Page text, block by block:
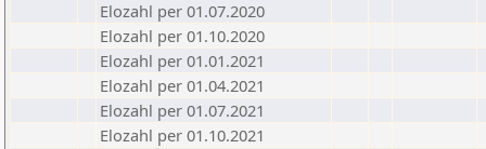
Elozahl per 01.07.2020
Elozahl per 01.10.2020
Elozahl per 01.01.2021
Elozahl per 01.04.2021
Elozahl per 01.07.2021
Elozahl per 01.10.2021